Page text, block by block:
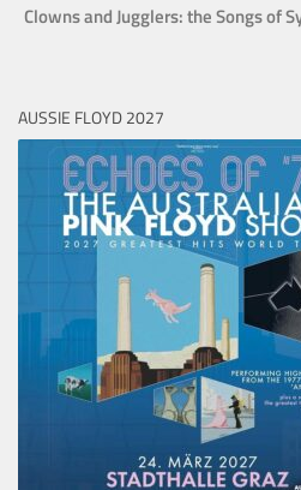
Clowns and Jugglers: the Songs of
AUSSIE FLOYD 2027